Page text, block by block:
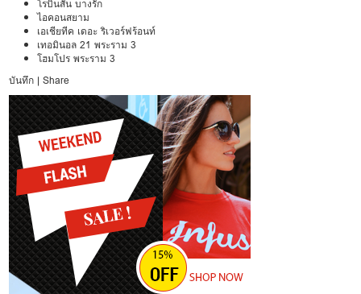
โรบินสัน บางรัก
ไอคอนสยาม
เอเชียทีค เดอะ ริเวอร์ฟร้อนท์
เทอมินอล 21 พระราม 3
โฮมโปร พระราม 3
บันทึก | Share